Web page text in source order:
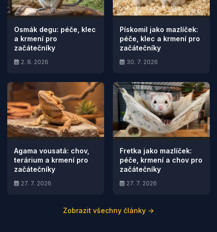
Osmák degu: péče, klec
a krmení pro
začátečníky
2. 8. 2026
Pískomil jako mazlíček:
péče, klec a krmení pro
začátečníky
30. 7. 2026
Agama vousatá: chov,
terárium a krmení pro
začátečníky
27. 7. 2026
Fretka jako mazlíček:
péče, krmení a chov pro
začátečníky
27. 7. 2026
Zobrazit všechny články →